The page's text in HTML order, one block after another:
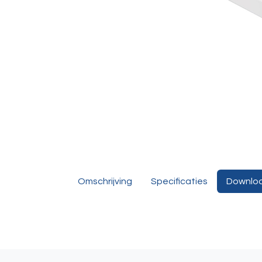
Omschrijving Specificaties